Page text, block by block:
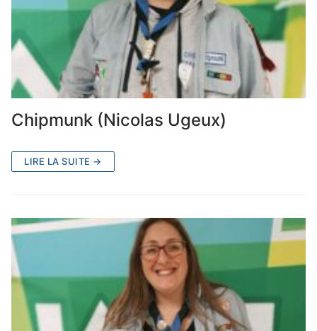
Chipmunk (Nicolas Ugeux)
LIRE LA SUITE →